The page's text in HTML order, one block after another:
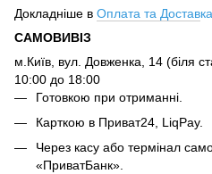
Докладніше в Оплата та Доставка
САМОВИВІЗ
м.Київ, вул. Довженка, 14 (біля
10:00 до 18:00
Готовкою при отриманні.
Карткою в Приват24, LiqPay.
Через касу або термінал
«ПриватБанк».